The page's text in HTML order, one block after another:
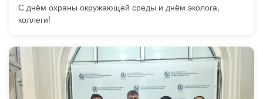
С днём охраны окружающей среды и днём эколога,
коллеги!